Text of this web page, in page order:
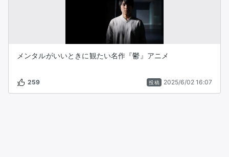
メンタルがいいときに観たい名作『鬱』アニメ
259 投稿 2025/6/02 16:07